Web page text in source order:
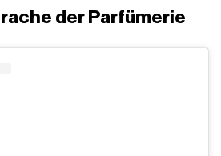
der Parfümerie